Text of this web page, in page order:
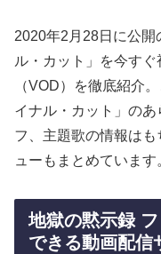
2020年2月28日に公開
ル・カット」を今す
（VOD）を徹底紹介
イナル・カット」の
フ、主題歌の情報は
ューもまとめています
地獄の黙示録
できる動画配信